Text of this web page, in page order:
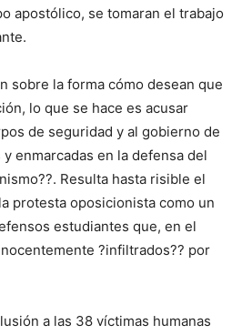
apostólico, se tomaran el trabajo
sobre la forma cómo desean que
lo que se hace es acusar
de seguridad y al gobierno de
enmarcadas en la defensa del
Resulta hasta risible el
protesta oposicionista como un
estudiantes que, en el
?infiltrados?? por
a las 38 víctimas humanas